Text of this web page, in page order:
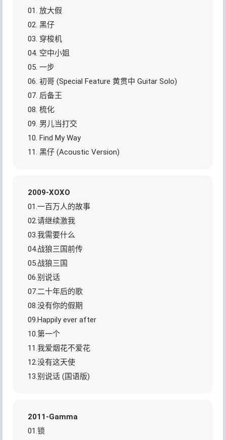
01. 放大假
02. 黑仔
03. 穿梭机
04. 空中小姐
05. 一步
06. 初哥 (Special Feature 黄贯中 Guitar Solo)
07. 后备王
08. 梳化
09. 男儿当打交
10. Find My Way
11. 黑仔 (Acoustic Version)
2009-XOXO
01.一百万人的故事
02.请继续激我
03.我需要什么
04.战狼三国前传
05.战狼三国
06.别说话
07.二十年后的歌
08.没有你的假期
09.Happily ever after
10.第一个
11.我爱烟花不爱花
12.没有这天使
13.别说话 (国语版)
2011-Gamma
01.锁